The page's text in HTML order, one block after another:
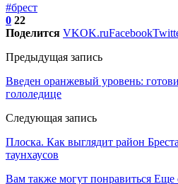
#брест
0 22
Поделится VKOK.ruFacebook
Предыдущая запись
Введен оранжевый уровень:
гололедице
Следующая запись
Плоска. Как выглядит район
таунхаусов
Вам также могут понравиться Еще